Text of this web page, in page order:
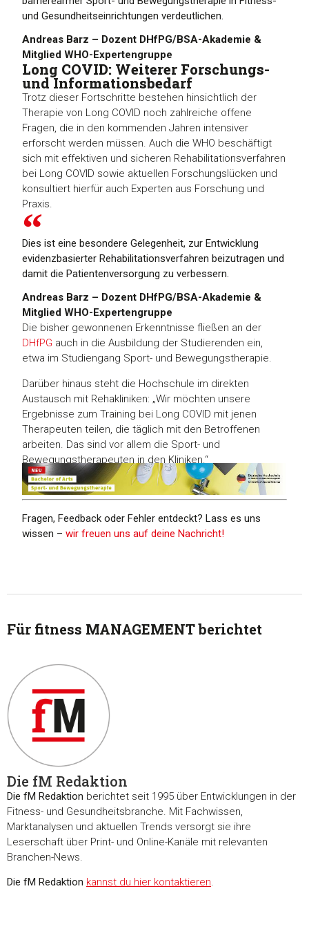
und Gesundheitseinrichtungen verdeutlichen.
Andreas Barz – Dozent DHfPG/BSA-Akademie &
Mitglied WHO-Expertengruppe
Long COVID: Weiterer Forschungs-
und Informationsbedarf
Trotz dieser Fortschritte bestehen hinsichtlich der
Therapie von Long COVID noch zahlreiche offene
Fragen, die in den kommenden Jahren intensiver
erforscht werden müssen. Auch die WHO beschäftigt
sich mit effektiven und sicheren Rehabilitationsverfahren
bei Long COVID sowie aktuellen Forschungslücken und
konsultiert hierfür auch Experten aus Forschung und
Praxis.
Dies ist eine besondere Gelegenheit, zur Entwicklung
evidenzbasierter Rehabilitationsverfahren beizutragen und
damit die Patientenversorgung zu verbessern.
Andreas Barz – Dozent DHfPG/BSA-Akademie &
Mitglied WHO-Expertengruppe
Die bisher gewonnenen Erkenntnisse fließen an der
DHfPG auch in die Ausbildung der Studierenden ein,
etwa im Studiengang Sport- und Bewegungstherapie.
Darüber hinaus steht die Hochschule im direkten
Austausch mit Rehakliniken: „Wir möchten unsere
Ergebnisse zum Training bei Long COVID mit jenen
Therapeuten teilen, die täglich mit den Betroffenen
arbeiten. Das sind vor allem die Sport- und
Bewegungstherapeuten in den Kliniken.“
Fragen, Feedback oder Fehler entdeckt? Lass es uns
wissen –wir freuen uns auf deine Nachricht!
Für fitness MANAGEMENT berichtet
Die fM Redaktion
Die fM Redaktion berichtet seit 1995 über Entwicklungen in der
Fitness- und Gesundheitsbranche. Mit Fachwissen,
Marktanalysen und aktuellen Trends versorgt sie ihre
Leserschaft über Print- und Online-Kanäle mit relevanten
Branchen-News.
Die fM Redaktion kannst du hier kontaktieren.